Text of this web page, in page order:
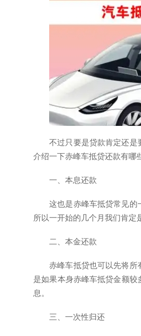
不过只要是贷款肯定还是
介绍一下赤峰车抵贷还款有哪
一、本息还款
这也是赤峰车抵贷常见的
所以一开始的几个月我们肯定
二、本金还款
赤峰车抵贷也可以先将所
是如果本身赤峰车抵贷金额
息。
三、一次性归还